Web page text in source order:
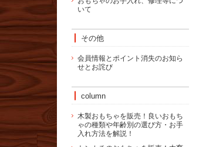
いて
その他
会員情報とポイント消失のお知ら
せとお詫び
column
木製おもちゃを販売！良いおもち
ゃの種類や年齢別の選び方・お手
入れ方法を解説！